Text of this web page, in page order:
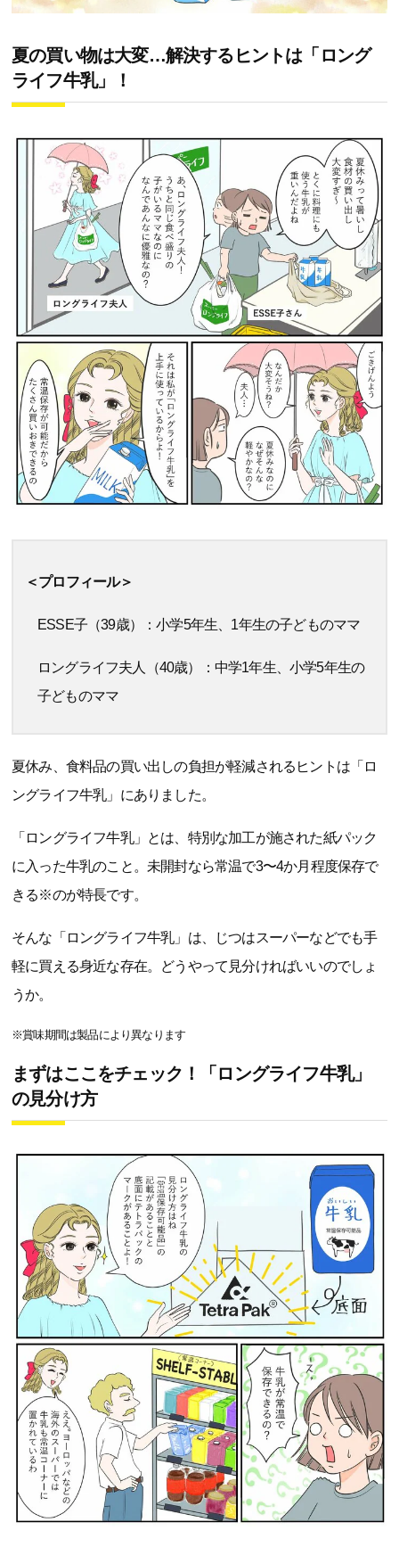
夏の買い物は大変…解決するヒントは「ロング
ライフ牛乳」！
＜プロフィール＞
ESSE子（39歳）：小学5年生、1年生の子どものママ
ロングライフ夫人（40歳）：中学1年生、小学5年生の
子どものママ
夏休み、食料品の買い出しの負担が軽減されるヒントは「ロ
ングライフ牛乳」にありました。
「ロングライフ牛乳」とは、特別な加工が施された紙パック
に入った牛乳のこと。未開封なら常温で3〜4か月程度保存で
きる※のが特長です。
そんな「ロングライフ牛乳」は、じつはスーパーなどでも手
軽に買える身近な存在。どうやって見分ければいいのでしょ
うか。
※賞味期間は製品により異なります
まずはここをチェック！「ロングライフ牛乳」
の見分け方